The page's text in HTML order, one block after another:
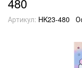
Артикул: HK23-480